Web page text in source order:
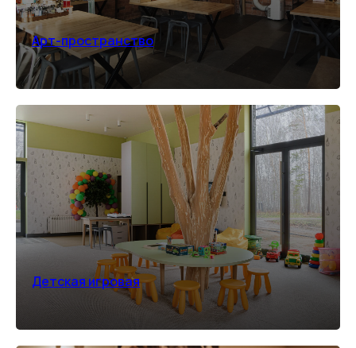
Арт-пространство
Детская игровая